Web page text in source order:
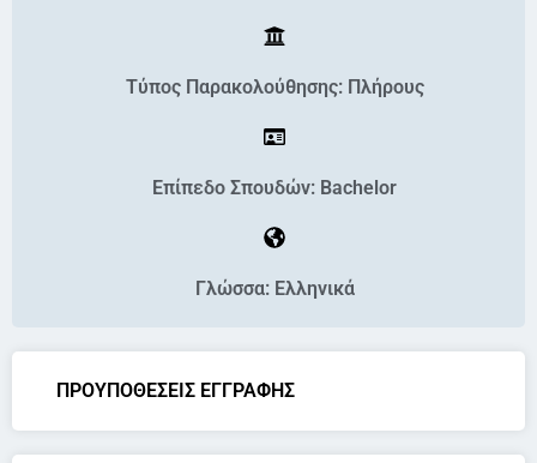
Τύπος Παρακολούθησης: Πλήρους
Επίπεδο Σπουδών: Bachelor
Γλώσσα: Ελληνικά
ΠΡΟΥΠΟΘΕΣΕΙΣ ΕΓΓΡΑΦΗΣ